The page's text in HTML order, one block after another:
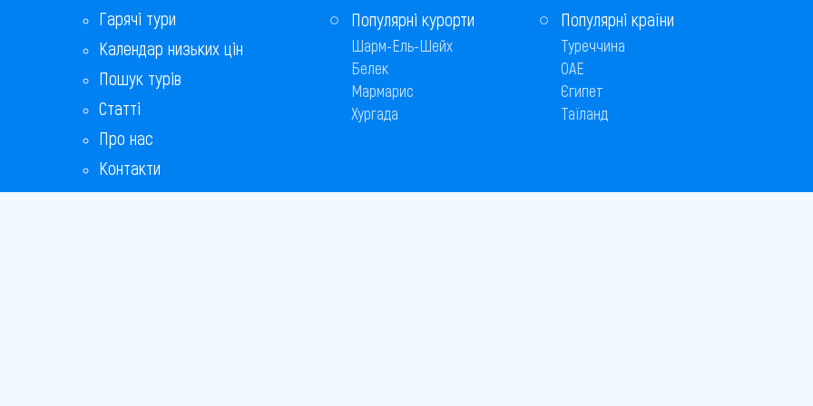
Гарячі тури
Календар низьких цін
Пошук турів
Статті
Про нас
Контакти
Бонусна програма
Популярні курорти
Шарм-Ель-Шейх
Белек
Мармарис
Хургада
Популярні країни
Туреччина
ОАЕ
Єгипет
Таїланд